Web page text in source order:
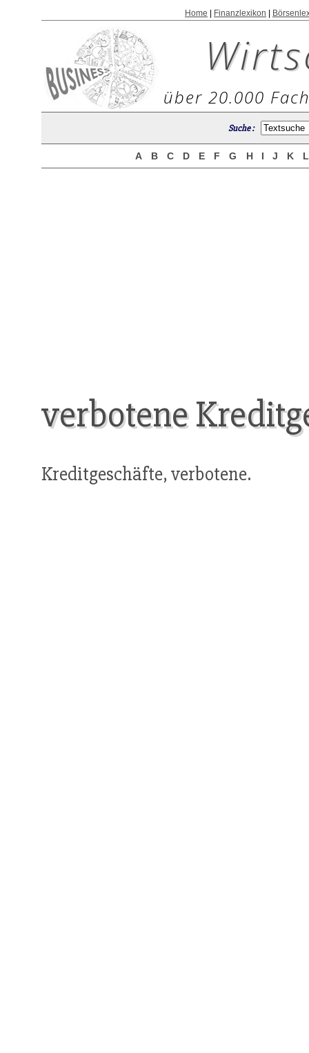
Home Finanzlexikon
über 20.000
Suche :
A B C D E F G H I J K
verbotene
Kreditgeschäfte, verbotene.